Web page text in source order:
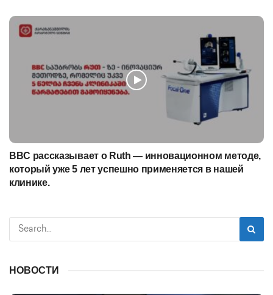
BBC рассказывает о Ruth — инновационном методе,
который уже 5 лет успешно применяется в нашей
клинике.
НОВОСТИ